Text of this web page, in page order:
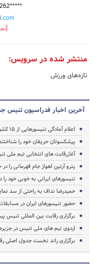
منتشر شده در سرویس:
تازه‌های ورزش
آخرین اخبار فدراسیون تنیس
اعلام آمادگی تنیسورهایی از ۱۵ کشور
پیشکسوتان حریفان خود را
آغازرقابت های انتخابی تیم ملی تنیس
پترو آرتین اهواز جام قهرمانی را
تنیسورهای ایرانی به خوبی خود
حمیدرضا نداف به راحتی از سد
حضور تنیسورهای ایران در مسابقات 8 نفر برتر
برگزاری رقابت بین المللی تنیس
اردوی تیم های ملی تنیس در
برگزاری راند نخست جدول اصلی